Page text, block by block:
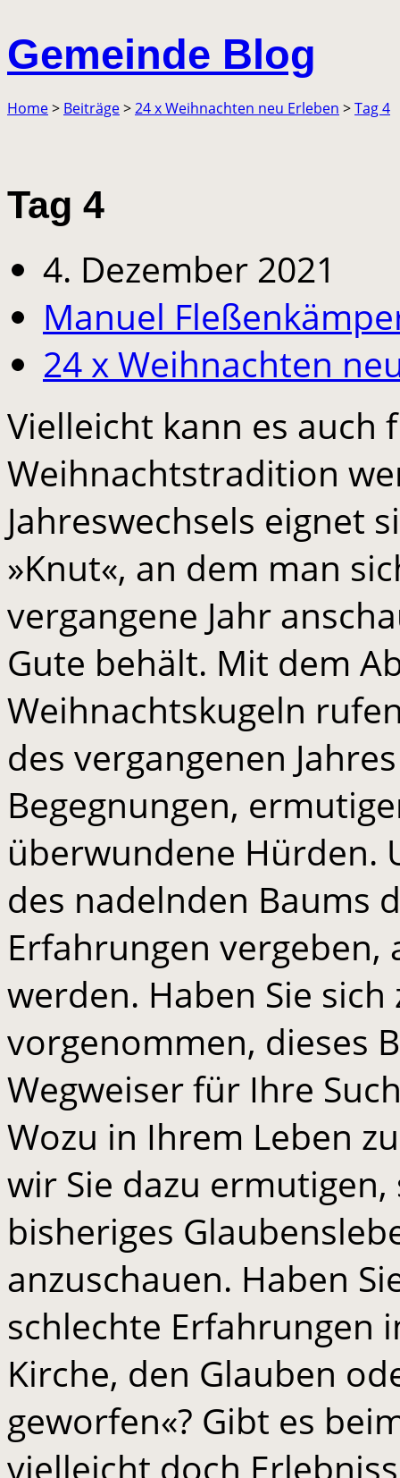
Gemeinde Blog
Home> Beiträge>24 x Weihnachten neu Erleben >Tag 4
Tag 4
4. Dezember 2021
Manuel
24 x Weihnachten
Vielleicht kann es auch
Weihnachtstradition
Jahreswechsels eignet
»Knut«, an dem man
vergangene Jahr
Gute behält. Mit dem
Weihnachtskugeln
des vergangenen
Begegnungen,
überwundene Hürden.
des nadelnden Baums
Erfahrungen
werden. Haben Sie sich
vorgenommen, dieses
Wegweiser für Ihre
Wozu in Ihrem Leben
wir Sie dazu
bisheriges
anzuschauen. Haben
schlechte Erfahrungen
Kirche, den Glauben
geworfen«? Gibt es
vielleicht doch